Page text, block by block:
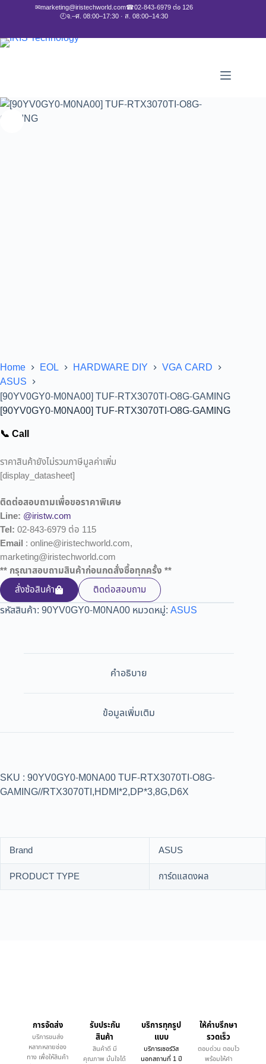
✉marketing@iristechworld.com☎02-843-6979 ต่อ 126
🕘จ.–ศ. 08:00–17:30 · ส. 08:00–14:30
Home EOL HARDWARE DIY
VGA CARD
ASUS
[90YV0GY0-M0NA00] TUF-RTX3070TI-O8G-GAMING
[90YV0GY0-M0NA00] TUF-RTX3070TI-O8G-GAMING
📞 Call
ราคาสินค้ายังไม่รวมภาษีมูลค่าเพิ่ม
[display_datasheet]
ติดต่อสอบถามเพื่อขอราคาพิเศษ
Line: @iristw.com
Tel: 02-843-6979 ต่อ 115
Email : online@iristechworld.com,
marketing@iristechworld.com
** กรุณาสอบถามสินค้าก่อนกดสั่งซื้อทุกครั้ง **
สั่งซ้อสินค้า
ติดต่อสอบถาม
รหัสสินค้า: 90YV0GY0-M0NA00 หมวดหมู่: ASUS
คำอธิบาย
ข้อมูลเพิ่มเติม
SKU : 90YV0GY0-M0NA00 TUF-RTX3070TI-O8G-
GAMING//RTX3070TI,HDMI*2,DP*3,8G,D6X
Brand
ASUS
PRODUCT TYPE
การ์ดแสดงผล
การจัดส่ง
บริการขนส่ง
หลากหลายช่อง
ทาง เพื่อให้สินค้า
รับประกัน
สินค้า
สินค้าดี มี
คุณภาพ มั่นใจได้
บริการทุกรูป
แบบ
บริการเซอร์วิส
นอกสถานที่ 1 ปี
ให้คำบรึกษา
รวดเร็ว
ตอบด่วน ตอบไว
พร้อมให้คำ